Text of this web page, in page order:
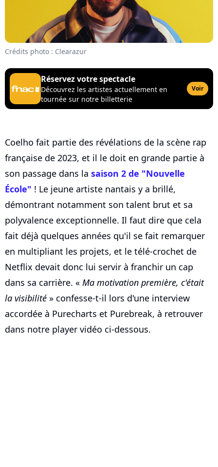
Crédits photo : Clearazur
Réservez votre spectacle
Découvrez les artistes actuellement en
tournée sur notre billetterie
Voir
Coelho fait partie des révélations de la scène rap
française de 2023, et il le doit en grande partie à
son passage dans la saison 2 de "Nouvelle
École" ! Le jeune artiste nantais y a brillé,
démontrant notamment son talent brut et sa
polyvalence exceptionnelle. Il faut dire que cela
fait déjà quelques années qu'il se fait remarquer
en multipliant les projets, et le télé-crochet de
Netflix devait donc lui servir à franchir un cap
dans sa carrière. « Ma motivation première, c'était
la visibilité » confesse-t-il lors d'une interview
accordée à Purecharts et Purebreak, à retrouver
dans notre player vidéo ci-dessous.